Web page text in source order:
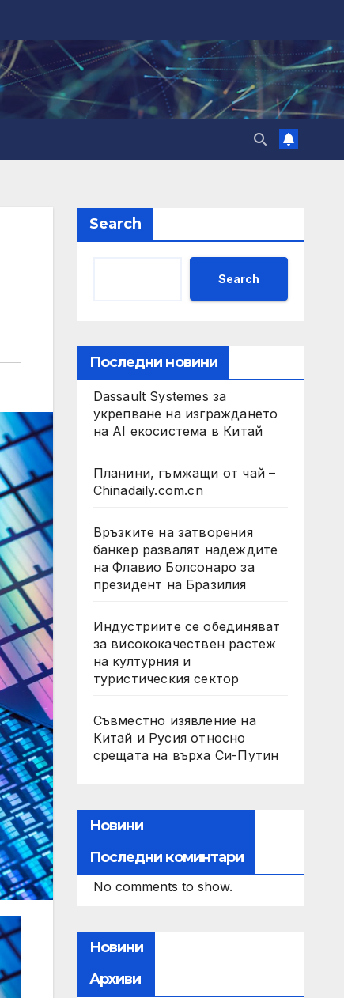
Search
Search
Последни новини
Dassault Systemes за
укрепване на изграждането
на AI екосистема в Китай
Планини, гъмжащи от чай –
Chinadaily.com.cn
Връзките на затворения
банкер развалят надеждите
на Флавио Болсонаро за
президент на Бразилия
Индустриите се обединяват
за висококачествен растеж
на културния и
туристическия сектор
Съвместно изявление на
Китай и Русия относно
срещата на върха Си-Путин
Новини
Последни коминтари
No comments to show.
Новини
Архиви